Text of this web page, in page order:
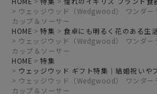
ウェッジウッド（Wedgwood） ワンダー
カップ＆ソーサー
HOME
特集
食卓にも明るく花のある生
ウェッジウッド（Wedgwood） ワンダー
カップ＆ソーサー
HOME
特集
ウェッジウッド ギフト特集｜結婚祝いや
ウェッジウッド（Wedgwood） ワンダー
カップ＆ソーサー